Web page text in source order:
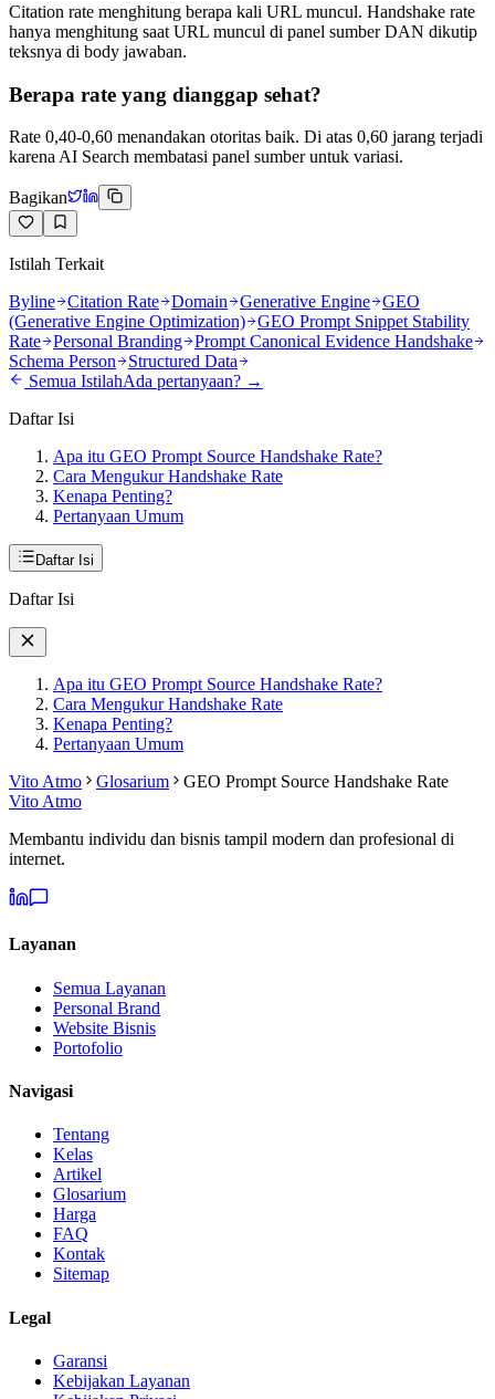
Citation rate menghitung berapa kali URL muncul. Handshake rate
hanya menghitung saat URL muncul di panel sumber DAN dikutip
teksnya di body jawaban.
Berapa rate yang dianggap sehat?
Rate 0,40-0,60 menandakan otoritas baik. Di atas 0,60 jarang terjadi
karena AI Search membatasi panel sumber untuk variasi.
Bagikan
Istilah Terkait
Byline
Citation Rate Domain Generative Engine
GEO
(Generative Engine Optimization)
GEO Prompt Snippet Stability
Rate
Personal Branding
Prompt Canonical Evidence Handshake
Schema Person
Structured Data
Semua IstilahAda pertanyaan? →
Daftar Isi
Apa itu GEO Prompt Source Handshake Rate?
Cara Mengukur Handshake Rate
Kenapa Penting?
Pertanyaan Umum
Daftar Isi
Daftar Isi
Apa itu GEO Prompt Source Handshake Rate?
Cara Mengukur Handshake Rate
Kenapa Penting?
Pertanyaan Umum
Vito Atmo
Glosarium
GEO Prompt Source Handshake Rate
Vito Atmo
Membantu individu dan bisnis tampil modern dan profesional di
internet.
Layanan
Semua Layanan
Personal Brand
Website Bisnis
Portofolio
Navigasi
Tentang
Kelas
Artikel
Glosarium
Harga
FAQ
Kontak
Sitemap
Legal
Garansi
Kebijakan Layanan